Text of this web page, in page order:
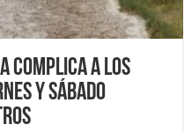
complica a los
y sábado